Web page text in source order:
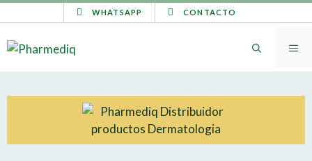
WHATSAPP CONTACTO